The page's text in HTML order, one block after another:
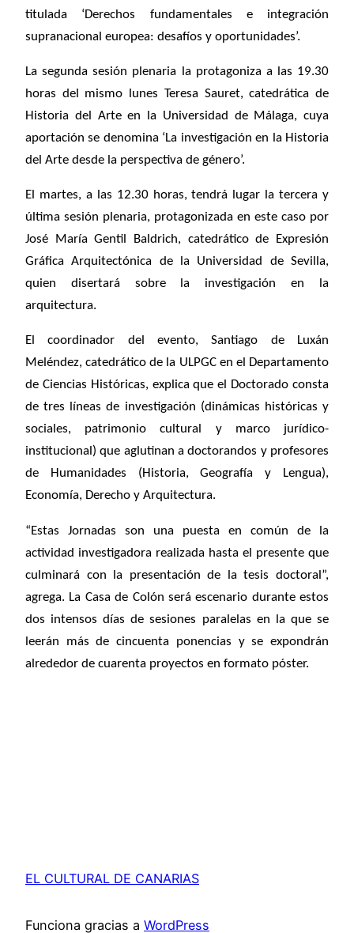
titulada ‘Derechos fundamentales e integración
supranacional europea: desafíos y oportunidades’.
La segunda sesión plenaria la protagoniza a las 19.30
horas del mismo lunes Teresa Sauret, catedrática de
Historia del Arte en la Universidad de Málaga, cuya
aportación se denomina ‘La investigación en la Historia
del Arte desde la perspectiva de género’.
El martes, a las 12.30 horas, tendrá lugar la tercera y
última sesión plenaria, protagonizada en este caso por
José María Gentil Baldrich, catedrático de Expresión
Gráfica Arquitectónica de la Universidad de Sevilla,
quien disertará sobre la investigación en la
arquitectura.
El coordinador del evento, Santiago de Luxán
Meléndez, catedrático de la ULPGC en el Departamento
de Ciencias Históricas, explica que el Doctorado consta
de tres líneas de investigación (dinámicas históricas y
sociales, patrimonio cultural y marco jurídico-
institucional) que aglutinan a doctorandos y profesores
de Humanidades (Historia, Geografía y Lengua),
Economía, Derecho y Arquitectura.
“Estas Jornadas son una puesta en común de la
actividad investigadora realizada hasta el presente que
culminará con la presentación de la tesis doctoral”,
agrega. La Casa de Colón será escenario durante estos
dos intensos días de sesiones paralelas en la que se
leerán más de cincuenta ponencias y se expondrán
alrededor de cuarenta proyectos en formato póster.
EL CULTURAL DE CANARIAS
Funciona gracias a WordPress